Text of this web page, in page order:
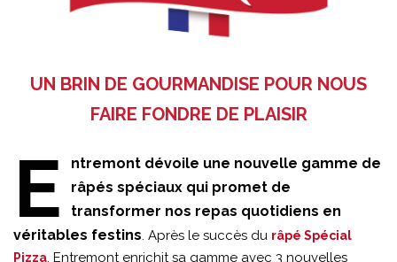
UN BRIN DE GOURMANDISE POUR NOUS
FAIRE FONDRE DE PLAISIR
E
ntremont dévoile une nouvelle gamme de
râpés spéciaux qui promet de
transformer nos repas quotidiens en
véritables festins. Après le succès du râpé Spécial
Pizza, Entremont enrichit sa gamme avec 3 nouvelles